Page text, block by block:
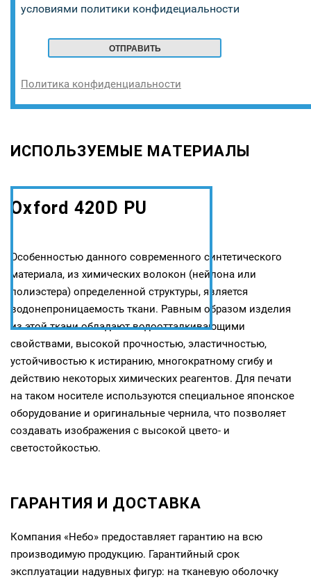
условиями политики конфидециальности
Политика конфиденциальности
ИСПОЛЬЗУЕМЫЕ МАТЕРИАЛЫ
Oxford 420D PU
Особенностью данного современного синтетического
материала, из химических волокон (нейлона или
полиэстера) определенной структуры, является
водонепроницаемость ткани. Равным образом изделия
из этой ткани обладают водоотталкивающими
свойствами, высокой прочностью, эластичностью,
устойчивостью к истиранию, многократному сгибу и
действию некоторых химических реагентов. Для печати
на таком носителе используются специальное японское
оборудование и оригинальные чернила, что позволяет
создавать изображения с высокой цвето- и
светостойкостью.
ГАРАНТИЯ И ДОСТАВКА
Компания «Небо» предоставляет гарантию на всю
производимую продукцию. Гарантийный срок
эксплуатации надувных фигур: на тканевую оболочку